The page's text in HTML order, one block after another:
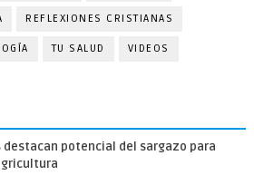
REFLEXIONES CRISTIANAS
TU SALUD VIDEOS
potencial del sargazo para